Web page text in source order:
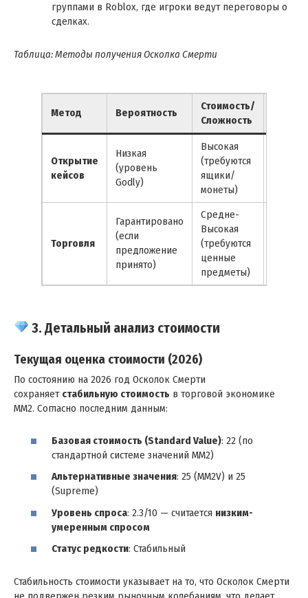
группами в Roblox, где игроки ведут переговоры о
сделках.
Таблица: Методы получения Осколка Смерти
Метод Вероятность
Стоимость/
Сложность
Открытие
кейсов
Низкая
(уровень
Godly)
Высокая
(требуются
ящики/
монеты)
Торговля
Гарантировано
(если
предложение
принято)
Средне-
Высокая
(требуются
ценные
предметы)
3. Детальный анализ стоимости
Текущая оценка стоимости (2026)
По состоянию на 2026 год Осколок Смерти
сохраняет стабильную стоимость в торговой экономике
MM2. Согласно последним данным:
Базовая стоимость (Standard Value): 22 (по
стандартной системе значений MM2)
Альтернативные значения: 25 (MM2V) и 25
(Supreme)
Уровень спроса: 2.3/10 — считается низким-
умеренным спросом
Статус редкости: Стабильный
Стабильность стоимости указывает на то, что Осколок Смерти